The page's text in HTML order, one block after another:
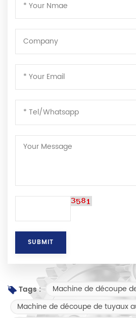
Tags :
Machine de découpe
Machine de découpe de tuyaux